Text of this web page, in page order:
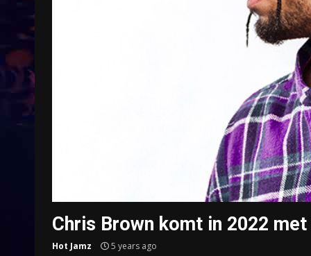
Chris Brown komt in 2022
Hot Jamz 5 years ago